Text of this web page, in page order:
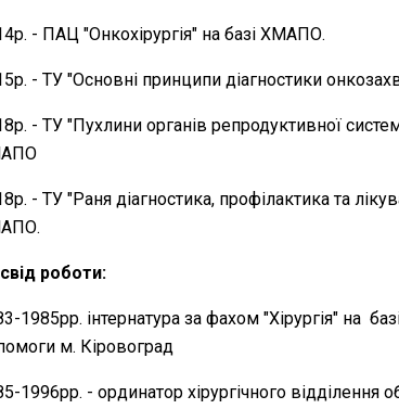
- ПАЦ "Онкохірургія" на базі ХМАПО.
- ТУ "Основні принципи діагностики
- ТУ "Пухлини органів репродуктивної
- ТУ "Раня діагностика, профілактика та
роботи:
1985рр. інтернатура за фахом "Хірургія" на
м. Кіровоград
1996рр. - ординатор хірургічного відділення